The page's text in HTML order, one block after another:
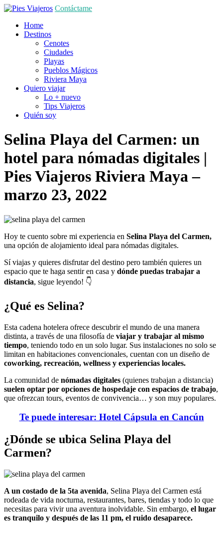
Contáctame
Home
Destinos
Cenotes
Ciudades
Playas
Pueblos Mágicos
Riviera Maya
Quiero viajar
Lo + nuevo
Tips Viajeros
Quién soy
Selina Playa del Carmen: un
hotel para nómadas digitales |
Pies Viajeros Riviera Maya–
marzo 23, 2022
Hoy te cuento sobre mi experiencia en Selina Playa del Carmen,
una opción de alojamiento ideal para nómadas digitales.
Sí viajas y quieres disfrutar del destino pero también quieres un
espacio que te haga sentir en casa y dónde puedas trabajar a
distancia, sigue leyendo! 👇
¿Qué es Selina?
Esta cadena hotelera ofrece descubrir el mundo de una manera
distinta, a través de una filosofía de viajar y trabajar al mismo
tiempo, teniendo todo en un solo lugar. Sus instalaciones no solo se
limitan en habitaciones convencionales, cuentan con un diseño de
coworking, recreación, wellness y experiencias locales.
La comunidad de nómadas digitales (quienes trabajan a distancia)
suelen optar por opciones de hospedaje con espacios de trabajo,
que ofrezcan tours, eventos de convivencia… y son muy populares.
Te puede interesar: Hotel Cápsula en Cancún
¿Dónde se ubica Selina Playa del
Carmen?
A un costado de la 5ta avenida, Selina Playa del Carmen está
rodeada de vida nocturna, restaurantes, bares, tiendas y todo lo que
necesitas para vivir una aventura inolvidable. Sin embargo, el lugar
es tranquilo y después de las 11 pm, el ruido desaparece.